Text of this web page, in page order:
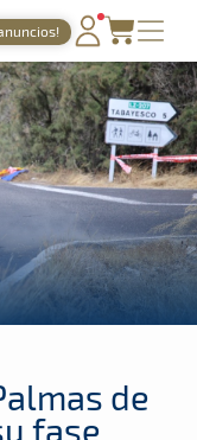
desde 1999
PORTADA
ONLINE
NOTICIAS
AGENDA
GALERÍAS
TIENDA
de
fase